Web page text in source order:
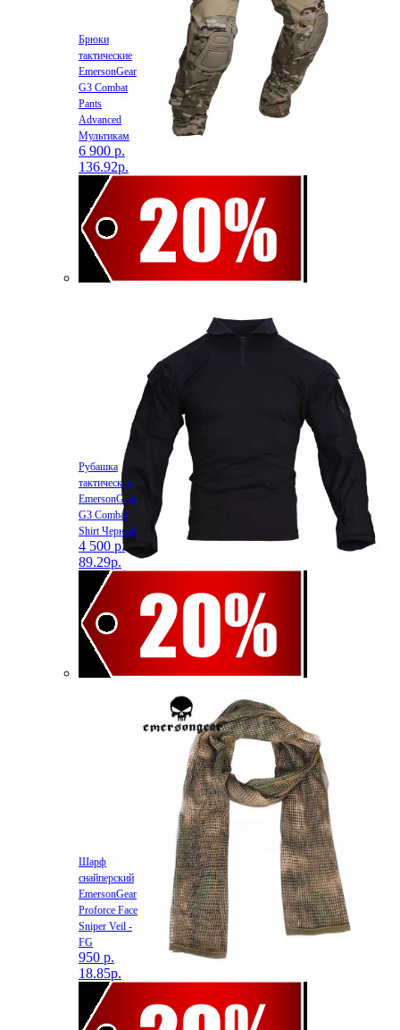
Брюки
тактические
EmersonGear
G3 Combat
Pants
Advanced
Мультикам
6 900 р.
136.92р.
Рубашка
тактическая
EmersonGear
G3 Combat
Shirt Черный
4 500 р.
89.29р.
Шарф
снайперский
EmersonGear
Proforce Face
Sniper Veil -
FG
950 р.
18.85р.